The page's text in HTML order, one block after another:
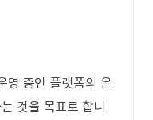
영 중인 플랫폼의 온
것을 목표로 합니